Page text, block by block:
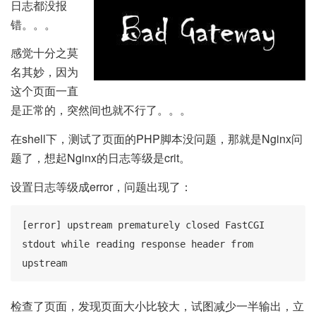
日志都没报
错。。。
感觉十分之莫
名其妙，因为
这个页面一直
是正常的，突然间也就不行了。。。
在shell下，测试了页面的PHP脚本没问题，那就是Nginx问
题了，想起Nginx的日志等级是crit。
设置日志等级成error，问题出现了：
[error] upstream prematurely closed FastCGI
stdout while reading response header from
upstream
检查了页面，发现页面大小比较大，试图减少一半输出，立